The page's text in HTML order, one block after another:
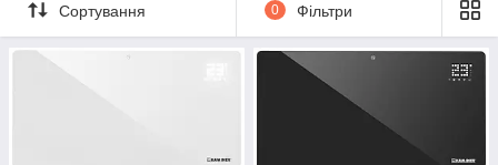
Сортування 0 Фільтри